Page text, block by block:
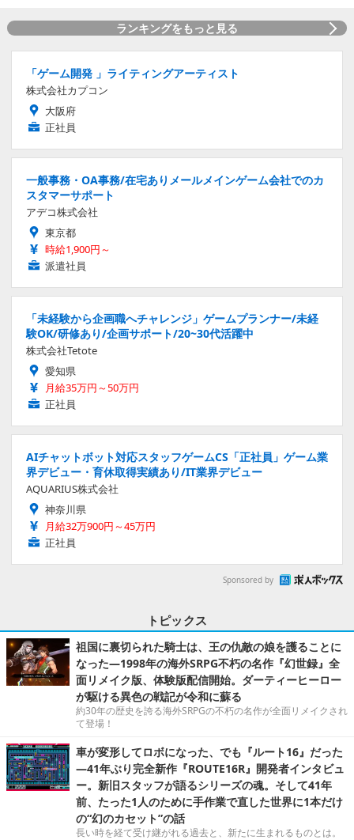
ランキングをもっと見る
「ゲーム開発 」ライティングアーティスト
株式会社カプコン
大阪府
正社員
一般事務・OA事務/在宅ありメールメインゲーム会社でのカ
スタマーサポート
アデコ株式会社
東京都
時給1,900円～
派遣社員
「未経験から企画職へチャレンジ」ゲームプランナー/未経
験OK/研修あり/企画サポート/20~30代活躍中
株式会社Tetote
愛知県
月給35万円～50万円
正社員
AIチャットボット対応スタッフゲームCS「正社員」ゲーム業
界デビュー・育休取得実績あり/IT業界デビュー
AQUARIUS株式会社
神奈川県
月給32万900円～45万円
正社員
Sponsored by
トピックス
祖国に裏切られた騎士は、王の仇敵の娘を護ることに
なった―1998年の海外SRPG不朽の名作『幻世録』全
面リメイク版、体験版配信開始。ダーティーヒーロー
が駆ける異色の戦記が令和に蘇る
約30年の歴史を誇る海外SRPGの不朽の名作が全面リメイクされ
て登場！
車が変形してロボになった、でも『ルート16』だった
―41年ぶり完全新作『ROUTE16R』開発者インタビュ
ー。新旧スタッフが語るシリーズの魂。そして41年
前、たった1人のために手作業で直した世界に1本だけ
の“幻のカセット”の話
長い時を経て受け継がれる過去と、新たに生まれるものとは。